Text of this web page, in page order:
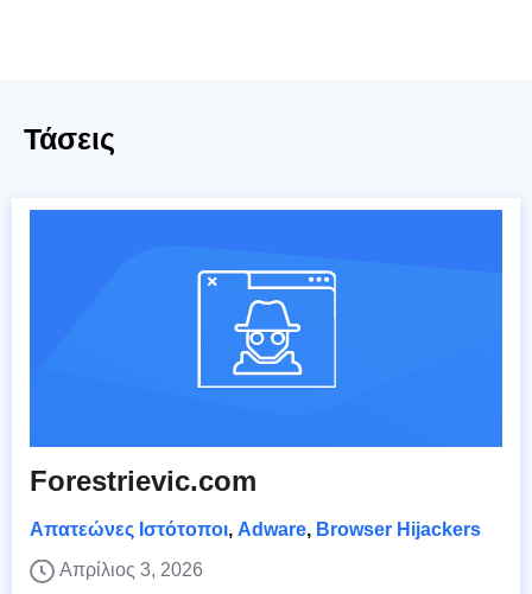
Τάσεις
Forestrievic.com
Απατεώνες Ιστότοποι, Adware, Browser Hijackers
Απρίλιος 3, 2026